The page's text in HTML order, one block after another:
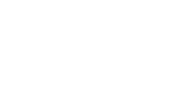
særlige tilbud til
Museum i en mørk baggård
på, hvordan man gik på stylter